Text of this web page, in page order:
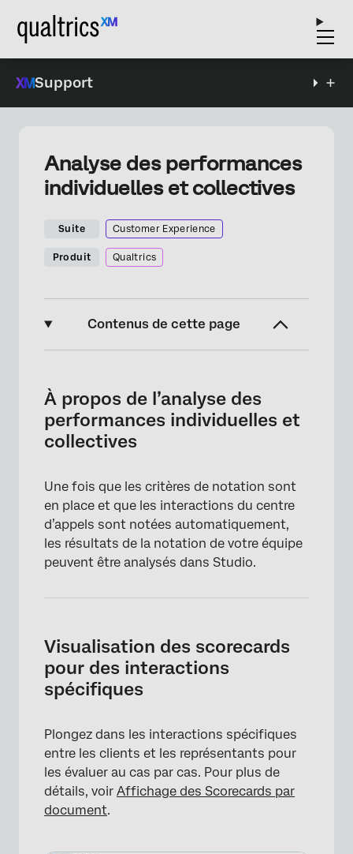
Support
Analyse des performances
individuelles et collectives
Suite Customer Experience
Produit Qualtrics
Contenus de cette page
Visualisation des scorecards pour des
interactions spécifiques
Autres façons de rendre compte de la
notation intelligente
Notation des changements de score à l’aide
À propos de l’analyse des
performances individuelles et
collectives
Une fois que les critères de notation sont
en place et que les interactions du centre
d’appels sont notées automatiquement,
les résultats de la notation de votre équipe
peuvent être analysés dans Studio.
Visualisation des scorecards
pour des interactions
spécifiques
Plongez dans les interactions spécifiques
entre les clients et les représentants pour
les évaluer au cas par cas. Pour plus de
détails, voir Affichage des Scorecards par
document.